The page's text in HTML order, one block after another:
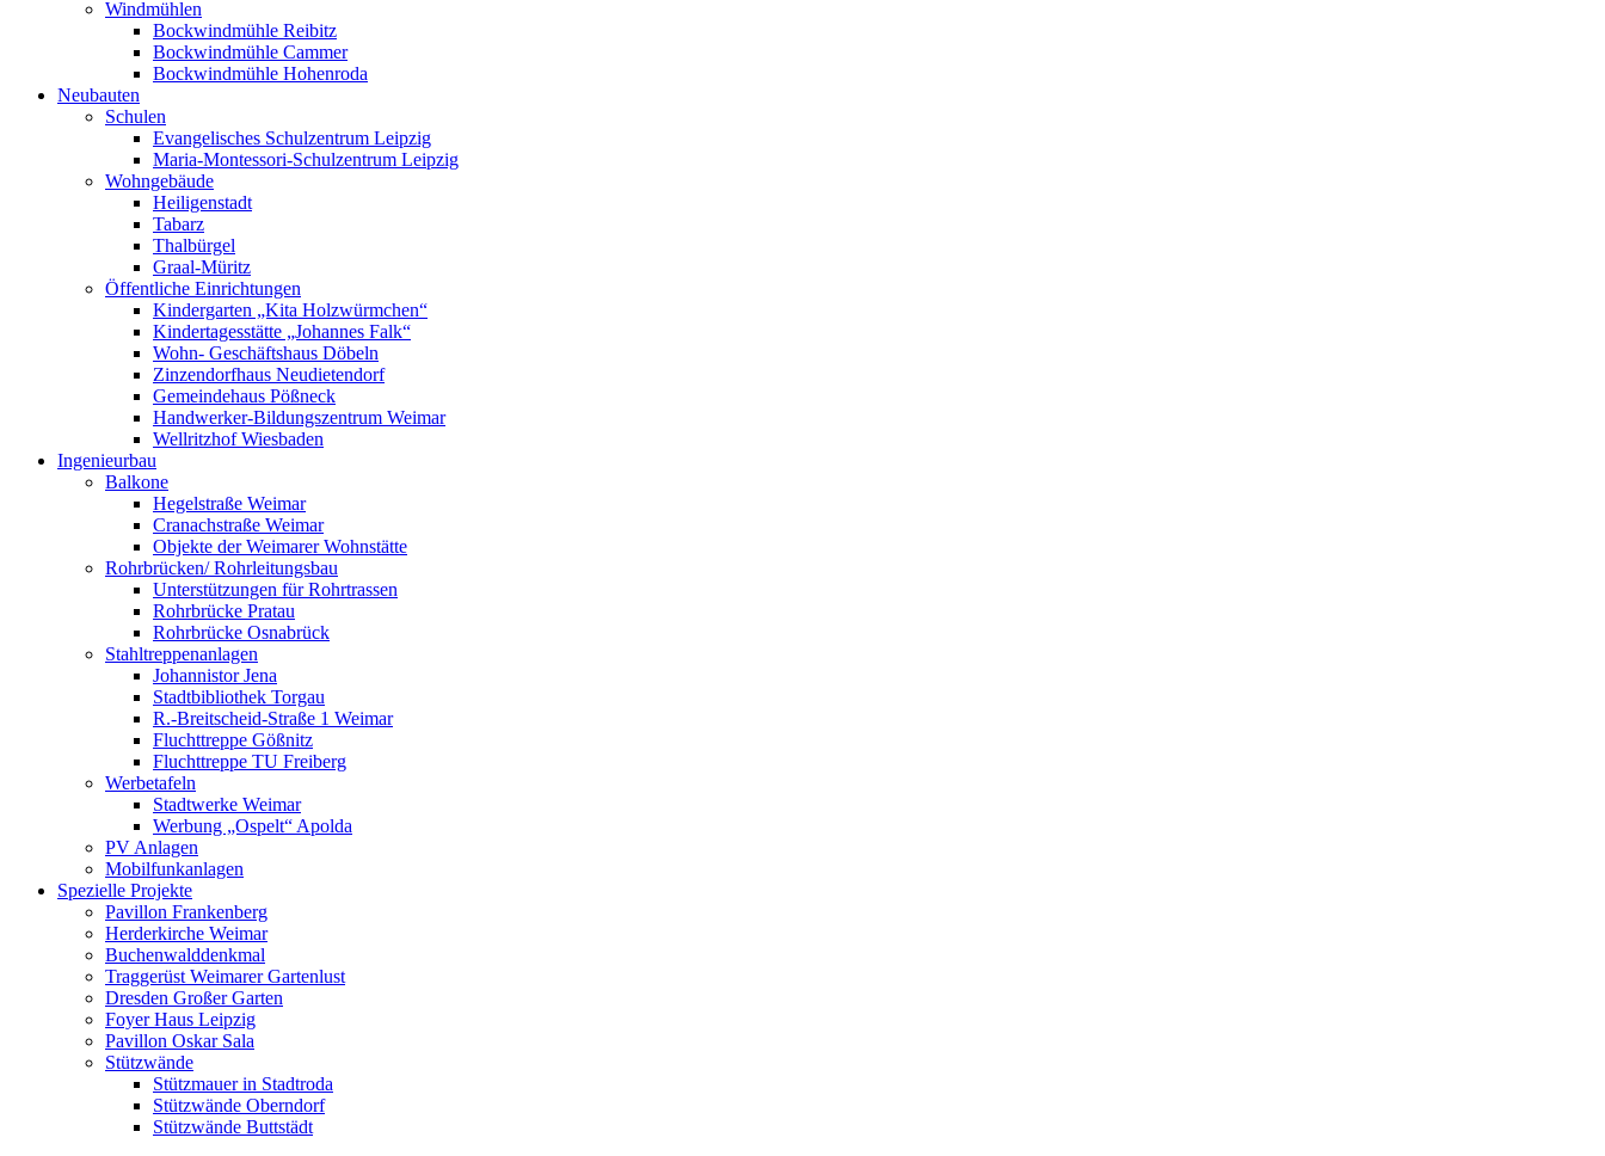
Windmühlen
Bockwindmühle Reibitz
Bockwindmühle Cammer
Bockwindmühle Hohenroda
Neubauten
Schulen
Evangelisches Schulzentrum Leipzig
Maria-Montessori-Schulzentrum Leipzig
Wohngebäude
Heiligenstadt
Tabarz
Thalbürgel
Graal-Müritz
Öffentliche Einrichtungen
Kindergarten „Kita Holzwürmchen“
Kindertagesstätte „Johannes Falk“
Wohn- Geschäftshaus Döbeln
Zinzendorfhaus Neudietendorf
Gemeindehaus Pößneck
Handwerker-Bildungszentrum Weimar
Wellritzhof Wiesbaden
Ingenieurbau
Balkone
Hegelstraße Weimar
Cranachstraße Weimar
Objekte der Weimarer Wohnstätte
Rohrbrücken/ Rohrleitungsbau
Unterstützungen für Rohrtrassen
Rohrbrücke Pratau
Rohrbrücke Osnabrück
Stahltreppenanlagen
Johannistor Jena
Stadtbibliothek Torgau
R.-Breitscheid-Straße 1 Weimar
Fluchttreppe Gößnitz
Fluchttreppe TU Freiberg
Werbetafeln
Stadtwerke Weimar
Werbung „Ospelt“ Apolda
PV Anlagen
Mobilfunkanlagen
Spezielle Projekte
Pavillon Frankenberg
Herderkirche Weimar
Buchenwalddenkmal
Traggerüst Weimarer Gartenlust
Dresden Großer Garten
Foyer Haus Leipzig
Pavillon Oskar Sala
Stützwände
Stützmauer in Stadtroda
Stützwände Oberndorf
Stützwände Buttstädt